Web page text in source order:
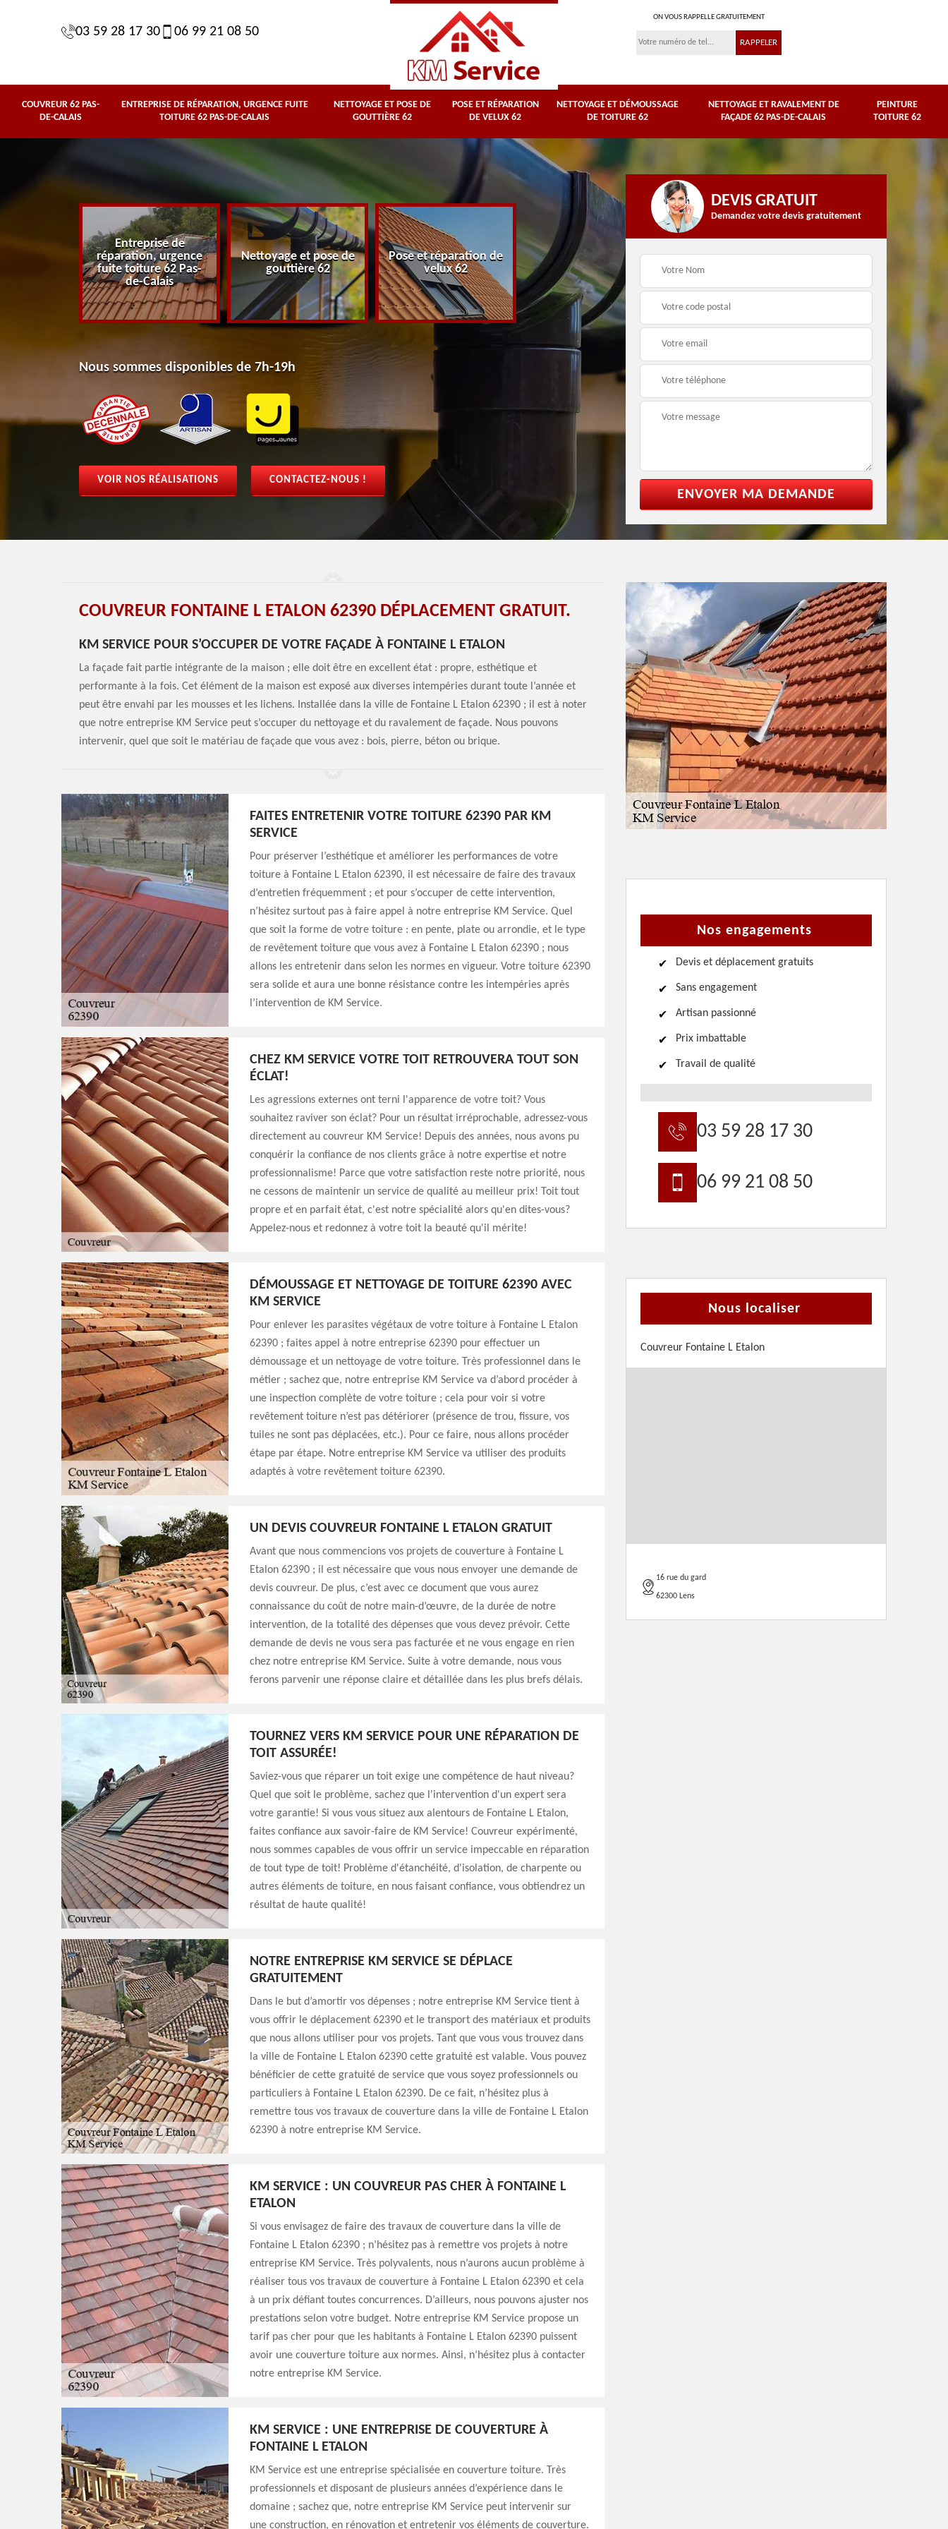
03 59 28 17 30 06 99 21 08 50
ON VOUS RAPPELLE GRATUITEMENT
COUVREUR 62 PAS-
DE-CALAIS
ENTREPRISE DE RÉPARATION, URGENCE FUITE
TOITURE 62 PAS-DE-CALAIS
NETTOYAGE ET POSE DE
GOUTTIÈRE 62
POSE ET RÉPARATION
DE VELUX 62
NETTOYAGE ET DÉMOUSSAGE
DE TOITURE 62
NETTOYAGE ET RAVALEMENT DE
FAÇADE 62 PAS-DE-CALAIS
PEINTURE
TOITURE 62
Entreprise de
réparation, urgence
fuite toiture 62 Pas-
de-Calais
Nettoyage et pose de
gouttière 62
Pose et réparation de
velux 62
Nettoyage et
démoussage de
toiture 62
62 Pas-de-Calais
Nous sommes disponibles de 7h-19h
VOIR NOS RÉALISATIONS CONTACTEZ-NOUS !
DEVIS GRATUIT
Demandez votre devis gratuitement
COUVREUR FONTAINE L ETALON 62390 DÉPLACEMENT GRATUIT.
KM SERVICE POUR S’OCCUPER DE VOTRE FAÇADE À FONTAINE L ETALON
La façade fait partie intégrante de la maison ; elle doit être en excellent état : propre, esthétique et
performante à la fois. Cet élément de la maison est exposé aux diverses intempéries durant toute l’année et
peut être envahi par les mousses et les lichens. Installée dans la ville de Fontaine L Etalon 62390 ; il est à noter
que notre entreprise KM Service peut s’occuper du nettoyage et du ravalement de façade. Nous pouvons
intervenir, quel que soit le matériau de façade que vous avez : bois, pierre, béton ou brique.
FAITES ENTRETENIR VOTRE TOITURE 62390 PAR KM
SERVICE
Pour préserver l’esthétique et améliorer les performances de votre
toiture à Fontaine L Etalon 62390, il est nécessaire de faire des travaux
d’entretien fréquemment ; et pour s’occuper de cette intervention,
n’hésitez surtout pas à faire appel à notre entreprise KM Service. Quel
que soit la forme de votre toiture : en pente, plate ou arrondie, et le type
de revêtement toiture que vous avez à Fontaine L Etalon 62390 ; nous
allons les entretenir dans selon les normes en vigueur. Votre toiture 62390
sera solide et aura une bonne résistance contre les intempéries après
l’intervention de KM Service.
CHEZ KM SERVICE VOTRE TOIT RETROUVERA TOUT SON
ÉCLAT!
Les agressions externes ont terni l'apparence de votre toit? Vous
souhaitez raviver son éclat? Pour un résultat irréprochable, adressez-vous
directement au couvreur KM Service! Depuis des années, nous avons pu
conquérir la confiance de nos clients grâce à notre expertise et notre
professionnalisme! Parce que votre satisfaction reste notre priorité, nous
ne cessons de maintenir un service de qualité au meilleur prix! Toit tout
propre et en parfait état, c'est notre spécialité alors qu'en dites-vous?
Appelez-nous et redonnez à votre toit la beauté qu'il mérite!
DÉMOUSSAGE ET NETTOYAGE DE TOITURE 62390 AVEC
KM SERVICE
Pour enlever les parasites végétaux de votre toiture à Fontaine L Etalon
62390 ; faites appel à notre entreprise 62390 pour effectuer un
démoussage et un nettoyage de votre toiture. Très professionnel dans le
métier ; sachez que, notre entreprise KM Service va d’abord procéder à
une inspection complète de votre toiture ; cela pour voir si votre
revêtement toiture n’est pas détériorer (présence de trou, fissure, vos
tuiles ne sont pas déplacées, etc.). Pour ce faire, nous allons procéder
étape par étape. Notre entreprise KM Service va utiliser des produits
adaptés à votre revêtement toiture 62390.
UN DEVIS COUVREUR FONTAINE L ETALON GRATUIT
Avant que nous commencions vos projets de couverture à Fontaine L
Etalon 62390 ; il est nécessaire que vous nous envoyer une demande de
devis couvreur. De plus, c’est avec ce document que vous aurez
connaissance du coût de notre main-d’œuvre, de la durée de notre
intervention, de la totalité des dépenses que vous devez prévoir. Cette
demande de devis ne vous sera pas facturée et ne vous engage en rien
chez notre entreprise KM Service. Suite à votre demande, nous vous
ferons parvenir une réponse claire et détaillée dans les plus brefs délais.
TOURNEZ VERS KM SERVICE POUR UNE RÉPARATION DE
TOIT ASSURÉE!
Saviez-vous que réparer un toit exige une compétence de haut niveau?
Quel que soit le problème, sachez que l'intervention d'un expert sera
votre garantie! Si vous vous situez aux alentours de Fontaine L Etalon,
faites confiance aux savoir-faire de KM Service! Couvreur expérimenté,
nous sommes capables de vous offrir un service impeccable en réparation
de tout type de toit! Problème d'étanchéité, d'isolation, de charpente ou
autres éléments de toiture, en nous faisant confiance, vous obtiendrez un
résultat de haute qualité!
NOTRE ENTREPRISE KM SERVICE SE DÉPLACE
GRATUITEMENT
Dans le but d’amortir vos dépenses ; notre entreprise KM Service tient à
vous offrir le déplacement 62390 et le transport des matériaux et produits
que nous allons utiliser pour vos projets. Tant que vous vous trouvez dans
la ville de Fontaine L Etalon 62390 cette gratuité est valable. Vous pouvez
bénéficier de cette gratuité de service que vous soyez professionnels ou
particuliers à Fontaine L Etalon 62390. De ce fait, n’hésitez plus à
remettre tous vos travaux de couverture dans la ville de Fontaine L Etalon
62390 à notre entreprise KM Service.
KM SERVICE : UN COUVREUR PAS CHER À FONTAINE L
ETALON
Si vous envisagez de faire des travaux de couverture dans la ville de
Fontaine L Etalon 62390 ; n’hésitez pas à remettre vos projets à notre
entreprise KM Service. Très polyvalents, nous n’aurons aucun problème à
réaliser tous vos travaux de couverture à Fontaine L Etalon 62390 et cela
à un prix défiant toutes concurrences. D’ailleurs, nous pouvons ajuster nos
prestations selon votre budget. Notre entreprise KM Service propose un
tarif pas cher pour que les habitants à Fontaine L Etalon 62390 puissent
avoir une couverture toiture aux normes. Ainsi, n’hésitez plus à contacter
notre entreprise KM Service.
KM SERVICE : UNE ENTREPRISE DE COUVERTURE À
FONTAINE L ETALON
KM Service est une entreprise spécialisée en couverture toiture. Très
professionnels et disposant de plusieurs années d’expérience dans le
domaine ; sachez que, notre entreprise KM Service peut intervenir sur
une construction, en rénovation et entretenir vos éléments de couverture.
Nos engagements
Devis et déplacement gratuits
Sans engagement
Artisan passionné
Prix imbattable
Travail de qualité
03 59 28 17 30
06 99 21 08 50
Nous localiser
Couvreur Fontaine L Etalon
16 rue du gard
62300 Lens